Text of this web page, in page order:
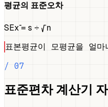
평균의 표준오차
SEx̄ = s ÷ √n
표본평균이 모평균을 얼
/ 07
표준편차 계산기